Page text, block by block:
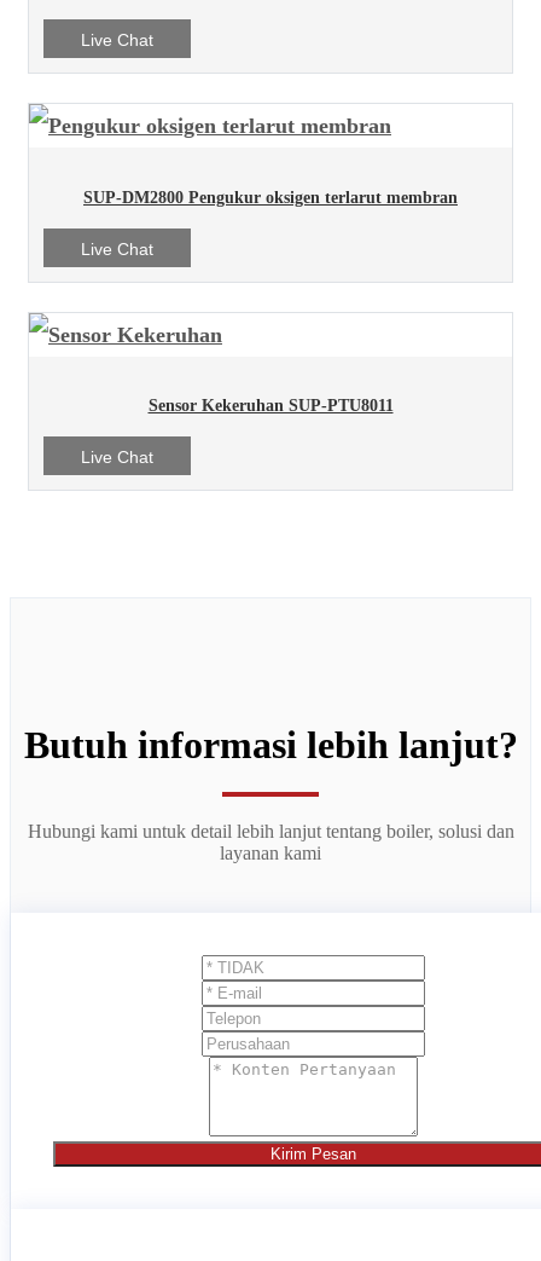
Live Chat
SUP-DM2800 Pengukur oksigen terlarut membran
Live Chat
Sensor Kekeruhan SUP-PTU8011
Live Chat
Butuh informasi lebih lanjut?
Hubungi kami untuk detail lebih lanjut tentang boiler, solusi dan
layanan kami
Kirim Pesan